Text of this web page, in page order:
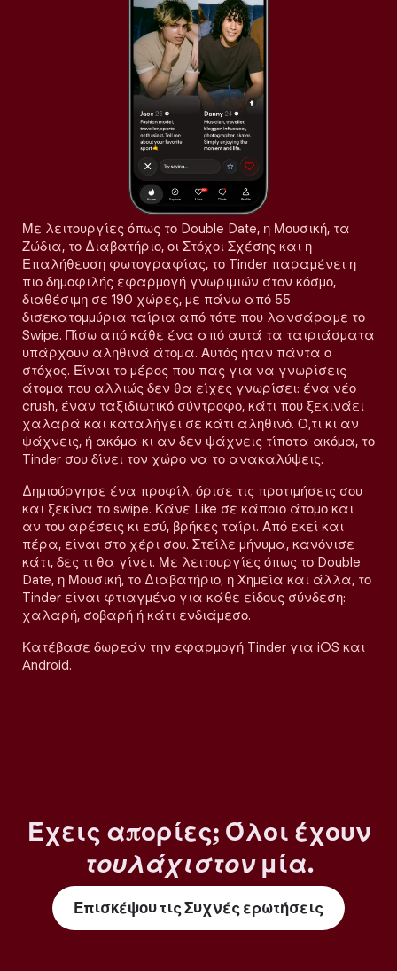
Με λειτουργίες όπως το Double Date, η Μουσική, τα
Ζώδια, το Διαβατήριο, οι Στόχοι Σχέσης και η
Επαλήθευση φωτογραφίας, το Tinder παραμένει η
πιο δημοφιλής εφαρμογή γνωριμιών στον κόσμο,
διαθέσιμη σε 190 χώρες, με πάνω από 55
δισεκατομμύρια ταίρια από τότε που λανσάραμε το
Swipe. Πίσω από κάθε ένα από αυτά τα ταιριάσματα
υπάρχουν αληθινά άτομα. Αυτός ήταν πάντα ο
στόχος. Είναι το μέρος που πας για να γνωρίσεις
άτομα που αλλιώς δεν θα είχες γνωρίσει: ένα νέο
crush, έναν ταξιδιωτικό σύντροφο, κάτι που ξεκινάει
χαλαρά και καταλήγει σε κάτι αληθινό. Ό,τι κι αν
ψάχνεις, ή ακόμα κι αν δεν ψάχνεις τίποτα ακόμα, το
Tinder σου δίνει τον χώρο να το ανακαλύψεις.
Δημιούργησε ένα προφίλ, όρισε τις προτιμήσεις σου
και ξεκίνα το swipe. Κάνε Like σε κάποιο άτομο και
αν του αρέσεις κι εσύ, βρήκες ταίρι. Από εκεί και
πέρα, είναι στο χέρι σου. Στείλε μήνυμα, κανόνισε
κάτι, δες τι θα γίνει. Με λειτουργίες όπως το Double
Date, η Μουσική, το Διαβατήριο, η Χημεία και άλλα, το
Tinder είναι φτιαγμένο για κάθε είδους σύνδεση:
χαλαρή, σοβαρή ή κάτι ενδιάμεσο.
Κατέβασε δωρεάν την εφαρμογή Tinder για iOS και
Android.
Έχεις απορίες; Όλοι έχουν
τουλάχιστονμία.
Επισκέψου τις Συχνές ερωτήσεις